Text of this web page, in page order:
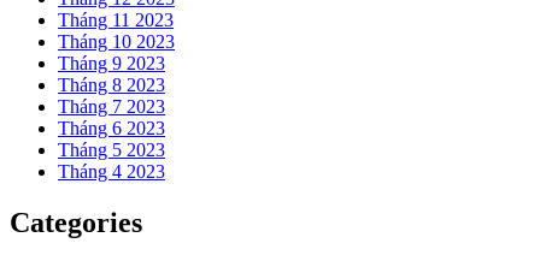
Tháng 11 2023
Tháng 10 2023
Tháng 9 2023
Tháng 8 2023
Tháng 7 2023
Tháng 6 2023
Tháng 5 2023
Tháng 4 2023
Categories